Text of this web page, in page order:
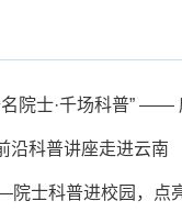
院士·千场科普” ——
沿科普讲座走进云南
士科普进校园，点